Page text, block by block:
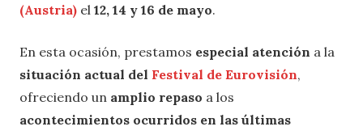
(Austria) el 12, 14 y 16 de mayo.
En esta ocasión, prestamos especial atención a la
situación actual del Festival de Eurovisión,
ofreciendo un amplio repaso a los
acontecimientos ocurridos en las últimas